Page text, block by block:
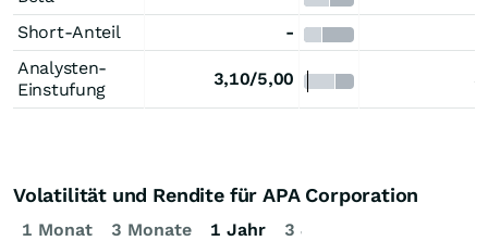
Short-Anteil
-
Analysten-
Einstufung
3,10/5,00
Volatilität und Rendite für APA Corporation
1 Monat 3 Monate 1 Jahr 3 Jahre